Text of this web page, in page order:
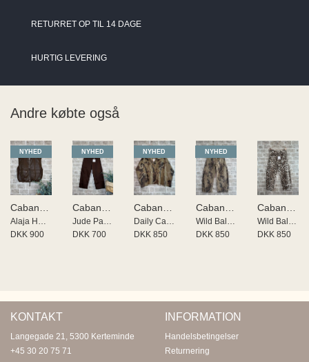
RETURRET OP TIL 14 DAGE
HURTIG LEVERING
Andre købte også
NYHED
Alaja HR Vest
DKK 900
NYHED
Jude Pants
DKK 700
NYHED
Daily Cabana Living
DKK 850
NYHED
Wild Balo buks
DKK 850
Wild Balo buks
DKK 850
KONTAKT
Langegade 21, 5300 Kerteminde
+45 30 20 75 71
INFORMATION
Handelsbetingelser
Returnering